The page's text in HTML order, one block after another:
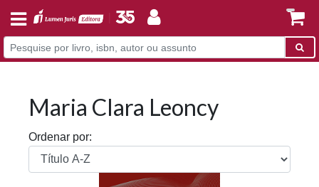
Maria Clara Leoncy
Ordenar por: